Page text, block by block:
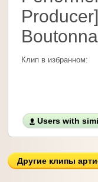
Клип в избранном:
Users with
Другие клипы